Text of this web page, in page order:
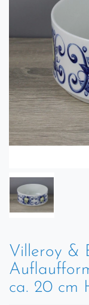
Villeroy &
ca. 20 cm